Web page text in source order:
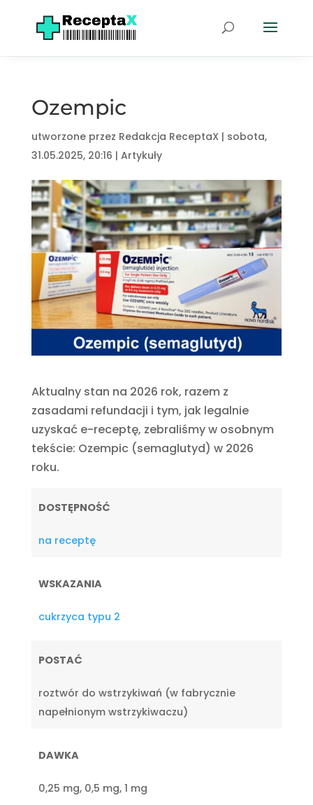
Ozempic
utworzone przez Redakcja ReceptaX| sobota,
31.05.2025, 20:16 | Artykuły
Aktualny stan na 2026 rok, razem z
zasadami refundacji i tym, jak legalnie
uzyskać e-receptę, zebraliśmy w osobnym
tekście: Ozempic (semaglutyd) w 2026
roku.
DOSTĘPNOŚĆ
na receptę
WSKAZANIA
cukrzyca typu 2
POSTAĆ
roztwór do wstrzykiwań (w fabrycznie
napełnionym wstrzykiwaczu)
DAWKA
0,25 mg, 0,5 mg, 1 mg